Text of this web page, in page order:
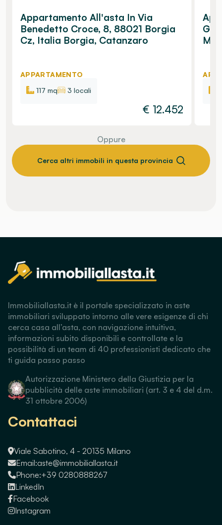
Appartamento All'asta In Via
Benedetto Croce, 8, 88021 Borgia
Cz, Italia Borgia, Catanzaro
APPARTAMENTO
117 mq
3 locali
€ 12.452
Oppure
Cerca altri immobili in questa provincia
Immobiliallasta.it è il portale specializzato in aste
immobiliari sviluppato intorno alle vere esigenze di chi
cerca casa all’asta, con navigazione intuitiva,
informazioni subito disponibili e controllate e la
possibilità di un team di 40 professionisti dedicato che
ti guida passo passo
Autorizzazione Ministero della Giustizia per la
pubblicità delle aste immobiliari (art. 3 e 4 del d.m.
31 ottobre 2006)
Contattaci
Viale Sabotino, 4 - 20135 Milano
Email:aste@immobiliallasta.it
Phone:+39 0280888267
LinkedIn
Facebook
Instagram